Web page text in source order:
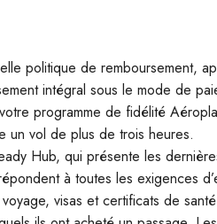
politique de remboursement,
intégral sous le mode de
programme de fidélité
un vol de plus de trois heures.
Hub, qui présente les
à toutes les exigences
visas et certificats de